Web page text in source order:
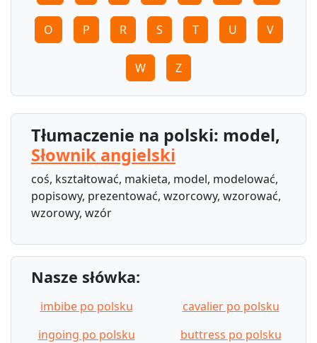
O P R S T U V
W Z
Tłumaczenie na polski: model,
Słownik angielski
coś, kształtować, makieta, model, modelować,
popisowy, prezentować, wzorcowy, wzorować,
wzorowy, wzór
Nasze słówka:
imbibe po polsku
cavalier po polsku
ingoing po polsku
buttress po polsku